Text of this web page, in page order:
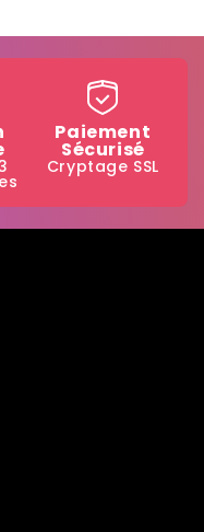
Paiement
Sécurisé
Cryptage SSL